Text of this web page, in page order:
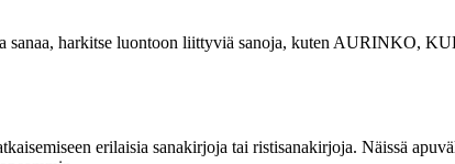
sanaa, harkitse luontoon liittyviä sanoja, kuten AURINKO,
erilaisia sanakirjoja tai ristisanakirjoja. Näissä